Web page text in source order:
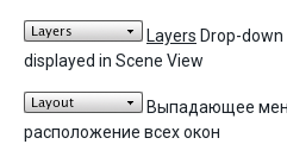
Layers Drop-
displayed in Scene View
Выпадающее
расположение всех окон